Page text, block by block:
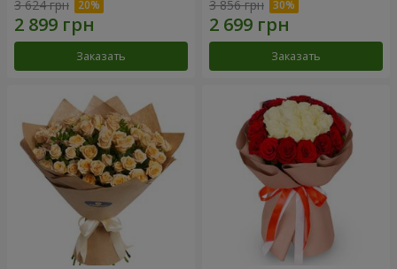
3 624 грн
Заказать
3 856 грн
Заказать